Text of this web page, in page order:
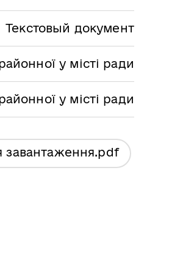
Текстовый документ
у місті ради
у місті ради
завантаження.pdf